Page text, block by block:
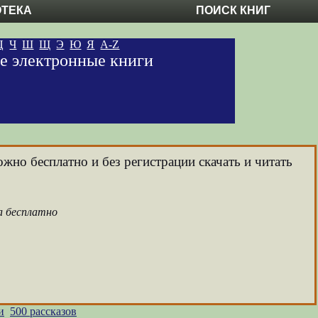
ПОИСК КНИГ
Ч Ш Щ Э Ю Я A-Z
электронные книги
бесплатно и без регистрации скачать и читать
бесплатно
500 рассказов